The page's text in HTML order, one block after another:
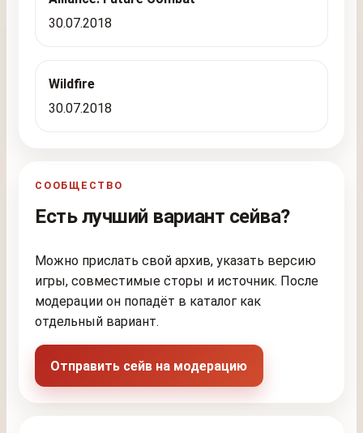
30.07.2018
Wildfire
30.07.2018
СООБЩЕСТВО
Есть лучший вариант сейва?
Можно прислать свой архив, указать версию
игры, совместимые сторы и источник. После
модерации он попадёт в каталог как
отдельный вариант.
Отправить сейв на модерацию